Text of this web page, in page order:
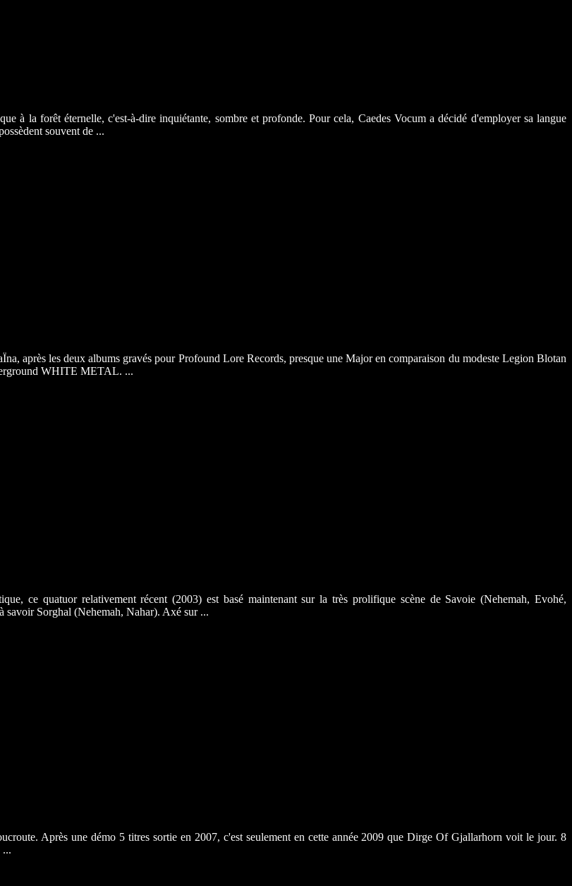
à la forêt éternelle, c'est-à-dire inquiétante, sombre et profonde. Pour cela, Caedes Vocum a décidé d'employer sa langue
souvent de ...
après les deux albums gravés pour Profound Lore Records, presque une Major en comparaison du modeste Legion Blotan
WHITE METAL. ...
ce quatuor relativement récent (2003) est basé maintenant sur la très prolifique scène de Savoie (Nehemah, Evohé,
savoir Sorghal (Nehemah, Nahar). Axé sur ...
Après une démo 5 titres sortie en 2007, c'est seulement en cette année 2009 que Dirge Of Gjallarhorn voit le jour. 8
...